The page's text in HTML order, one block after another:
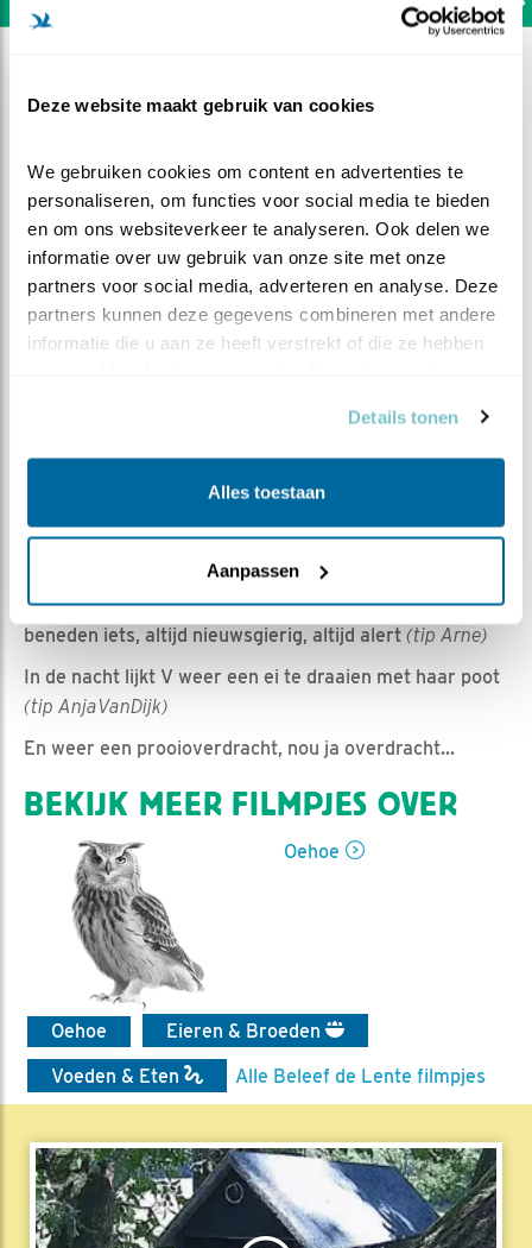
Deze website maakt gebruik van cookies
We gebruiken cookies om content en advertenties te
personaliseren, om functies voor social media te bieden
en om ons websiteverkeer te analyseren. Ook delen we
informatie over uw gebruik van onze site met onze
partners voor social media, adverteren en analyse. Deze
partners kunnen deze gegevens combineren met andere
informatie die u aan ze heeft verstrekt of die ze hebben
Details tonen
Alles toestaan
Aanpassen
Iets vergeten?
Romke Visser | Geplaatst op 15 maart 2024, 10:40 |
Bewaar dit filmpje |
We openen met een leuk momentje. V hoort w.s.
beneden iets, altijd nieuwsgierig, altijd alert (tip Arne)
In de nacht lijkt V weer een ei te draaien met haar poot
(tip AnjaVanDijk)
En weer een prooioverdracht, nou ja overdracht...
BEKIJK MEER FILMPJES OVER
Oehoe
Oehoe
Eieren & Broeden
Voeden & Eten
Alle Beleef de Lente filmpjes